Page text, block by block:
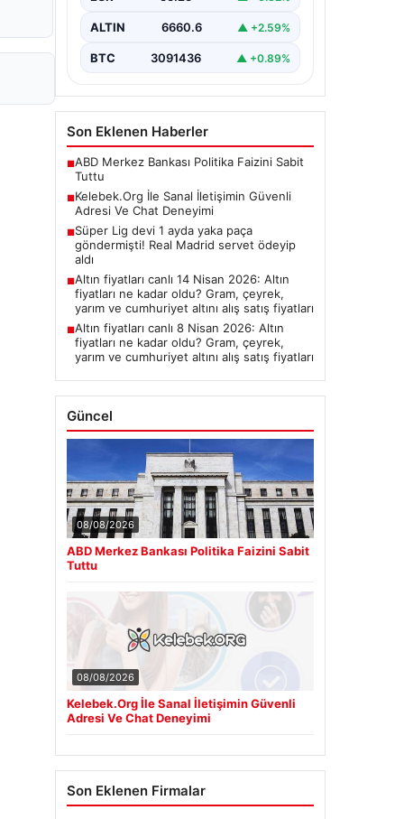
ALTIN 6660.6 ▲ +2.59%
BTC 3091436 ▲ +0.89%
Son Eklenen Haberler
■ABD Merkez Bankası Politika Faizini Sabit
Tuttu
■Kelebek.Org İle Sanal İletişimin Güvenli
Adresi Ve Chat Deneyimi
■Süper Lig devi 1 ayda yaka paça
göndermişti! Real Madrid servet ödeyip
aldı
■Altın fiyatları canlı 14 Nisan 2026: Altın
fiyatları ne kadar oldu? Gram, çeyrek,
yarım ve cumhuriyet altını alış satış fiyatları
■Altın fiyatları canlı 8 Nisan 2026: Altın
fiyatları ne kadar oldu? Gram, çeyrek,
yarım ve cumhuriyet altını alış satış fiyatları
Güncel
08/08/2026
ABD Merkez Bankası Politika Faizini Sabit
Tuttu
08/08/2026
Kelebek.Org İle Sanal İletişimin Güvenli
Adresi Ve Chat Deneyimi
Son Eklenen Firmalar